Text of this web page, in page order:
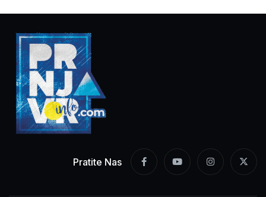
Pratite Nas